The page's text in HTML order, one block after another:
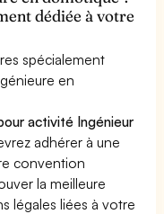
dédiée à votre
spécialement
en
activité Ingénieur
adhérer à une
convention
la meilleure
légales liées à votre